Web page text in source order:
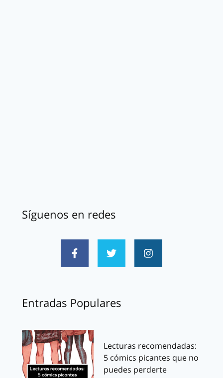
Síguenos en redes
Entradas Populares
Lecturas recomendadas:
5 cómics picantes que no
puedes perderte